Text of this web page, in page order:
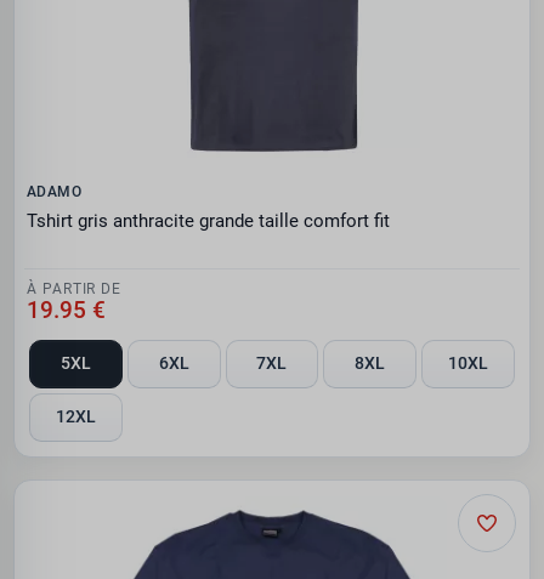
ADAMO
Tshirt gris anthracite grande taille comfort fit
À PARTIR DE
19.95 €
5XL 6XL 7XL 8XL 10XL
12XL